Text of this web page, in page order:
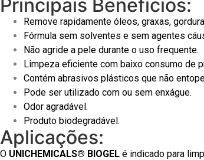
Principais Benefícios:
Remove rapidamente óleos, graxas,
Fórmula sem solventes e sem agentes
Não agride a pele durante o uso frequente.
Limpeza eficiente com baixo consumo de
Contém abrasivos plásticos que não
Pode ser utilizado com ou sem enxágue.
Odor agradável.
Produto biodegradável.
Aplicações:
O UNICHEMICALS® BIOGEL é indicado para